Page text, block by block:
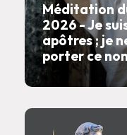
Méditation
2026 - Je
apôtres ; je
porter ce